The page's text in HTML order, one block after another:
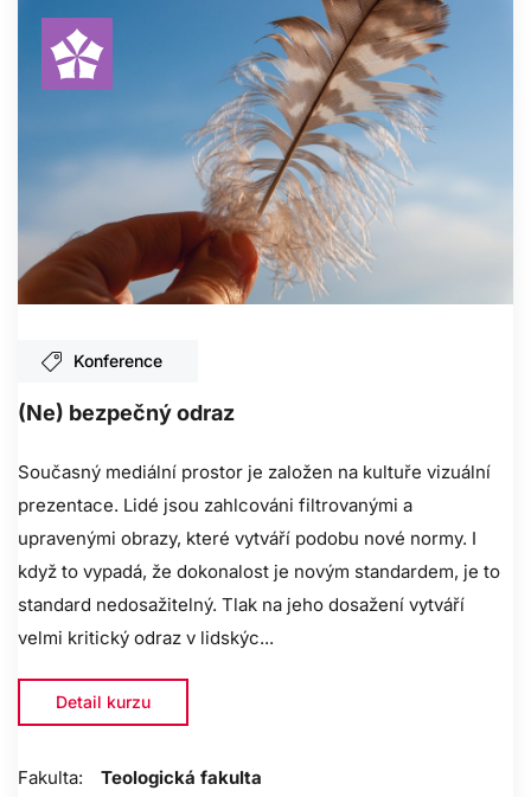
Konference
(Ne) bezpečný odraz
Současný mediální prostor je založen na kultuře vizuální
prezentace. Lidé jsou zahlcováni filtrovanými a
upravenými obrazy, které vytváří podobu nové normy. I
když to vypadá, že dokonalost je novým standardem, je to
standard nedosažitelný. Tlak na jeho dosažení vytváří
velmi kritický odraz v lidskýc...
Detail kurzu
Fakulta:
Teologická fakulta